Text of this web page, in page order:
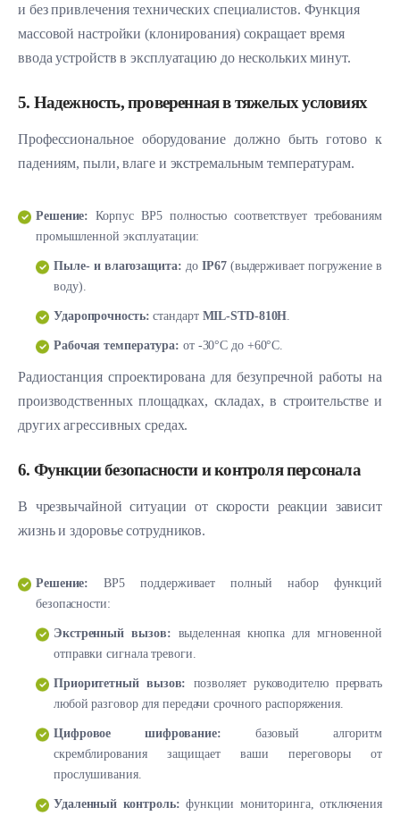
и без привлечения технических специалистов. Функция
массовой настройки (клонирования) сокращает время
ввода устройств в эксплуатацию до нескольких минут.
5. Надежность, проверенная в тяжелых условиях
Профессиональное оборудование должно быть готово к
падениям, пыли, влаге и экстремальным температурам.
Решение: Корпус BP5 полностью соответствует требованиям
промышленной эксплуатации:
Пыле- и влагозащита: до IP67(выдерживает погружение в
воду).
Ударопрочность: стандарт MIL-STD-810H
Рабочая температура: от -30°C до +60°C.
Радиостанция спроектирована для безупречной работы на
производственных площадках, складах, в строительстве и
других агрессивных средах.
6. Функции безопасности и контроля персонала
В чрезвычайной ситуации от скорости реакции зависит
жизнь и здоровье сотрудников.
Решение: BP5 поддерживает полный набор функций
безопасности:
Экстренный вызов: выделенная кнопка для мгновенной
отправки сигнала тревоги.
Приоритетный вызов: позволяет руководителю прервать
любой разговор для передачи срочного распоряжения.
Цифровое шифрование: базовый алгоритм
скремблирования защищает ваши переговоры от
прослушивания.
Удаленный контроль: функции мониторинга, отключения